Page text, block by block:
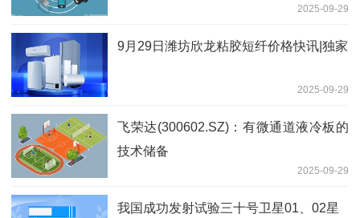
2025-09-29
9月29日潍坊欣龙粘胶短纤价格快讯|独家
2025-09-29
飞荣达(300602.SZ)：有微通道液冷板的
技术储备
2025-09-29
我国成功发射试验三十号卫星01、02星